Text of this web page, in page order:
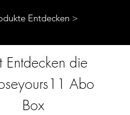
Entdecken >
Entdecken die
Abo
Box